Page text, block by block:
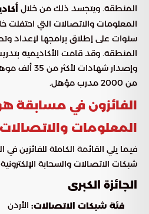
المنطقة. ويتجسد ذلك من خلال
سنوات على إطلاق برامجها لإعداد
وإصدار
من 2000 مدرب مؤهل.
الفائزون في مسابقة
المعلومات والاتصالات 2024-2025
فيما يلي القائمة الكاملة للفائزين
شبكات الاتصالات والسحابة
الجائزة الكبرى
فئة شبكات الاتصالات: الأردن